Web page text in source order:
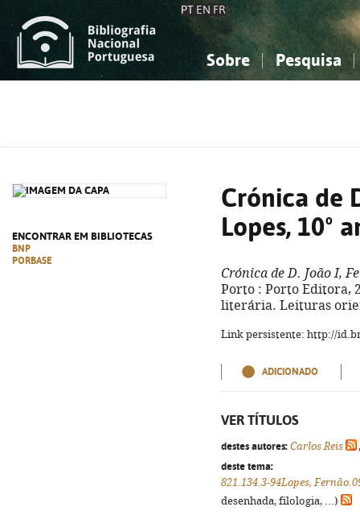
PT EN FR
Sobre Pesquisa
ENCONTRAR EM BIBLIOTECAS
BNP
PORBASE
Crónica de
Lopes, 10º
Crónica de D. João I,
Porto : Porto Editora,
literária. Leituras
Link persistente: http://
ADICIONADO
VER TÍTULOS
destes autores: Carlos Reis
deste tema:
821.134.3-94Lopes,
desenhada, filologia, ...)